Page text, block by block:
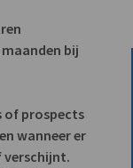
bij
of prospects
wanneer er
verschijnt.